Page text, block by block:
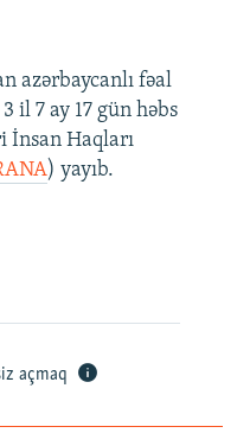
azərbaycanlı fəal
il 7 ay 17 gün həbs
İnsan Haqları
) yayıb.
açmaq